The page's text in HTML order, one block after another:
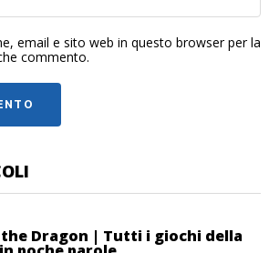
email e sito web in questo browser per la
commento.
the Dragon | Tutti i giochi della